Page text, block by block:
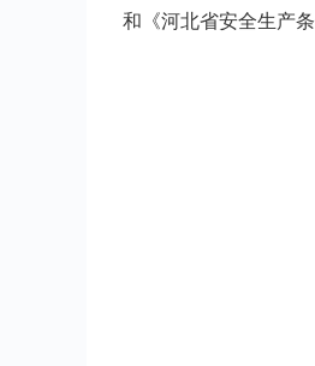
和《河北省安全生产